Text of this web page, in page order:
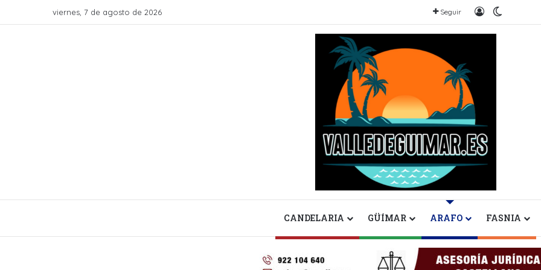
viernes, 7 de agosto de 2026 Seguir Iniciar sesión
Switch
CANDELARIA GÜÍMAR ARAFO FASNIA